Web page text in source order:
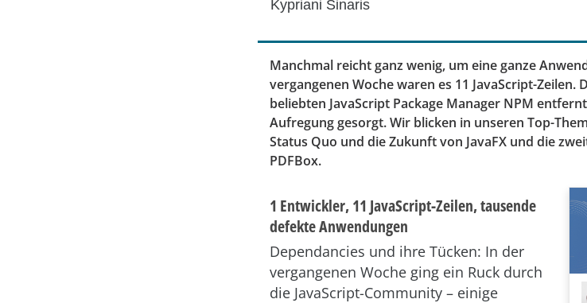
Kypriani Sinaris
Manchmal reicht ganz wenig, um eine ganze
vergangenen Woche waren es 11 JavaScript-Zeilen.
beliebten JavaScript Package Manager NPM
Aufregung gesorgt. Wir blicken in unseren Top-
Status Quo und die Zukunft von JavaFX und die
PDFBox.
1 Entwickler, 11 JavaScript-Zeilen, tausende
defekte Anwendungen
Dependancies und ihre Tücken: In der
vergangenen Woche ging ein Ruck durch
die JavaScript-Community – einige